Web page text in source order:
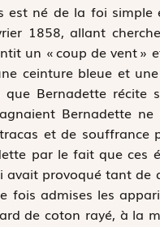
est né de la foi
1858, allant
un « coup de vent »
ceinture bleue et
que Bernadette
Bernadette
et de
par le fait que ces
avait provoqué tant
fois admises les
de coton rayé, à la